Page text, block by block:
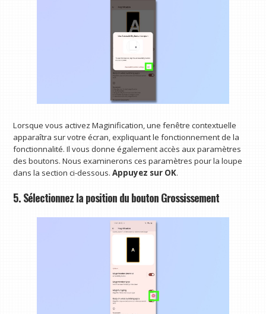
Lorsque vous activez Maginification, une fenêtre contextuelle
apparaîtra sur votre écran, expliquant le fonctionnement de la
fonctionnalité. Il vous donne également accès aux paramètres
des boutons. Nous examinerons ces paramètres pour la loupe
dans la section ci-dessous.Appuyez sur OK.
5. Sélectionnez la position du bouton Grossissement